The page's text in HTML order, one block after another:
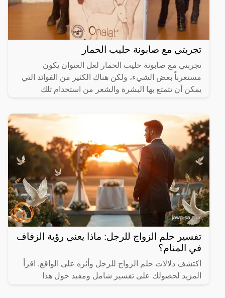
تجربتي مع صابونة حليب الحمار
تجربتي مع صابونة حليب الحمار لعل العنوان يكون
مستغرباً بعض الشيء، ولكن هناك الكثير من الفوائد التي
يمكن أن تتمتع بها البشرة والشعر من استخدام تلك
تفسير حلم الزواج للرجل: ماذا يعني رؤية الزفاف
في المنام؟
اكتشف دلالات حلم الزواج للرجل وأثره على الواقع. اقرأ
المزيد لحصولك على تفسير شامل ومفيد حول هذا